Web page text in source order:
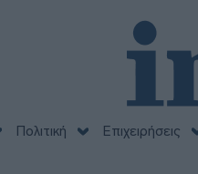
Πολιτική Επιχειρήσεις